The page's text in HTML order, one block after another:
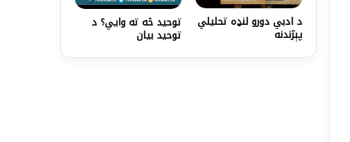
د ادبي دورو لنډه تحلیلي
پېژندنه
توحید څه ته وايي؟ د
توحید بیان